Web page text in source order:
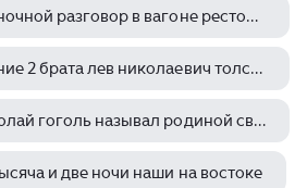
александр галич ночной разговор в вагоне ресторане
краткое содержание 2 брата лев николаевич толстой
какую страну николай гоголь называл родиной своей души
и две ночи наши на востоке